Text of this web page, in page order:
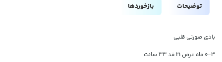
توضیحات بازخوردها
بادی صورتی قلبی
۰-۳ ماه عرض ۲۱ قد ۳۳ سانت